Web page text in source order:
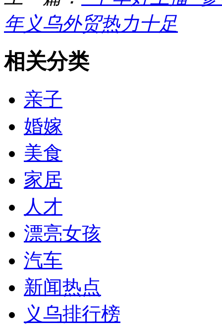
年义乌外贸热力十足
相关分类
亲子
婚嫁
美食
家居
人才
漂亮女孩
汽车
新闻热点
义乌排行榜